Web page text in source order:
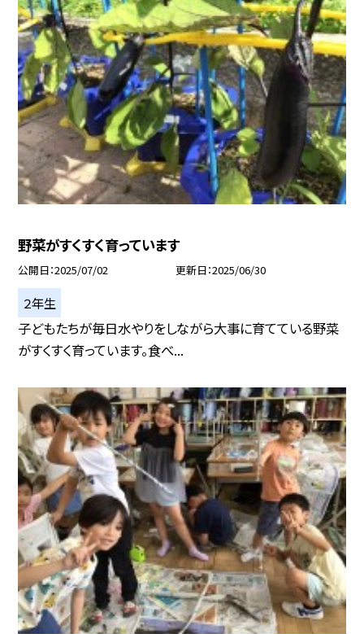
野菜がすくすく育っています
公開日 2025/07/02 更新日 2025/06/30
２年生
子どもたちが毎日水やりをしながら大事に育てている野菜
がすくすく育っています。食べ...